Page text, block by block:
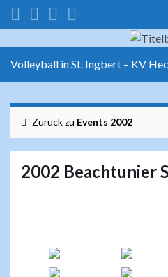
Volleyball in St. Ingbert – KV
Zurück zu Events 2002
2002 Beachtunier